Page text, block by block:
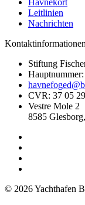
Leitlinien
Nachrichten
Kontaktinformationen
Stiftung
CVR: 37 05
Vestre Mole 2
8585
© 2026Yachthafen